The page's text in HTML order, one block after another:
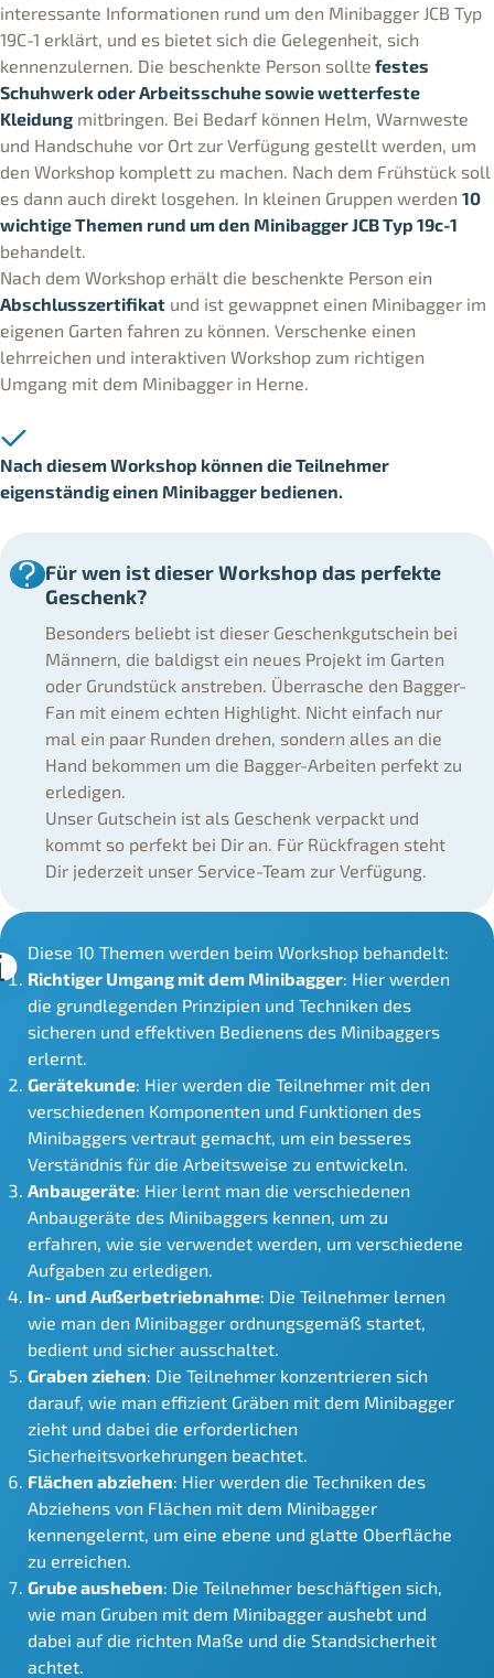
interessante Informationen rund um den Minibagger JCB Typ
19C-1 erklärt, und es bietet sich die Gelegenheit, sich
kennenzulernen. Die beschenkte Person sollte festes
Schuhwerk oder Arbeitsschuhe sowie wetterfeste
Kleidung mitbringen. Bei Bedarf können Helm, Warnweste
und Handschuhe vor Ort zur Verfügung gestellt werden, um
den Workshop komplett zu machen. Nach dem Frühstück soll
es dann auch direkt losgehen. In kleinen Gruppen werden 10
wichtige Themen rund um den Minibagger JCB Typ 19c-1
behandelt.
Nach dem Workshop erhält die beschenkte Person ein
Abschlusszertifikat und ist gewappnet einen Minibagger im
eigenen Garten fahren zu können. Verschenke einen
lehrreichen und interaktiven Workshop zum richtigen
Umgang mit dem Minibagger in Herne.
Nach diesem Workshop können die Teilnehmer
eigenständig einen Minibagger bedienen.
Für wen ist dieser Workshop das perfekte
Geschenk?
Besonders beliebt ist dieser Geschenkgutschein bei
Männern, die baldigst ein neues Projekt im Garten
oder Grundstück anstreben. Überrasche den Bagger-
Fan mit einem echten Highlight. Nicht einfach nur
mal ein paar Runden drehen, sondern alles an die
Hand bekommen um die Bagger-Arbeiten perfekt zu
erledigen.
Unser Gutschein ist als Geschenk verpackt und
kommt so perfekt bei Dir an. Für Rückfragen steht
Dir jederzeit unser Service-Team zur Verfügung.
Diese 10 Themen werden beim Workshop behandelt:
Richtiger Umgang mit dem Minibagger: Hier werden
die grundlegenden Prinzipien und Techniken des
sicheren und effektiven Bedienens des Minibaggers
erlernt.
Gerätekunde: Hier werden die Teilnehmer mit den
verschiedenen Komponenten und Funktionen des
Minibaggers vertraut gemacht, um ein besseres
Verständnis für die Arbeitsweise zu entwickeln.
Anbaugeräte: Hier lernt man die verschiedenen
Anbaugeräte des Minibaggers kennen, um zu
erfahren, wie sie verwendet werden, um verschiedene
Aufgaben zu erledigen.
In- und Außerbetriebnahme: Die Teilnehmer lernen
wie man den Minibagger ordnungsgemäß startet,
bedient und sicher ausschaltet.
Graben ziehen: Die Teilnehmer konzentrieren sich
darauf, wie man effizient Gräben mit dem Minibagger
zieht und dabei die erforderlichen
Sicherheitsvorkehrungen beachtet.
Flächen abziehen: Hier werden die Techniken des
Abziehens von Flächen mit dem Minibagger
kennengelernt, um eine ebene und glatte Oberfläche
zu erreichen.
Grube ausheben: Die Teilnehmer beschäftigen sich,
wie man Gruben mit dem Minibagger aushebt und
dabei auf die richten Maße und die Standsicherheit
achtet.